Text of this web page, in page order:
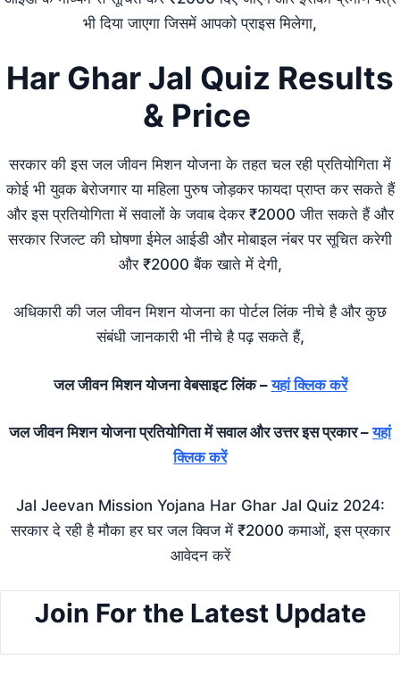
भी दिया जाएगा जिसमें आपको प्राइस मिलेगा,
Har Ghar Jal Quiz Results
& Price
सरकार की इस जल जीवन मिशन योजना के तहत चल रही प्रतियोगिता में
कोई भी युवक बेरोजगार या महिला पुरुष जोड़कर फायदा प्राप्त कर सकते हैं
और इस प्रतियोगिता में सवालों के जवाब देकर ₹2000 जीत सकते हैं और
सरकार रिजल्ट की घोषणा ईमेल आईडी और मोबाइल नंबर पर सूचित करेगी
और ₹2000 बैंक खाते में देगी,
अधिकारी की जल जीवन मिशन योजना का पोर्टल लिंक नीचे है और कुछ
संबंधी जानकारी भी नीचे है पढ़ सकते हैं,
जल जीवन मिशन योजना वेबसाइट लिंक –यहां क्लिक करें
जल जीवन मिशन योजना प्रतियोगिता में सवाल और उत्तर इस प्रकार –यहां
क्लिक करें
Jal Jeevan Mission Yojana Har Ghar Jal Quiz 2024:
सरकार दे रही है मौका हर घर जल क्विज में ₹2000 कमाओं, इस प्रकार
आवेदन करें
Join For the Latest Update